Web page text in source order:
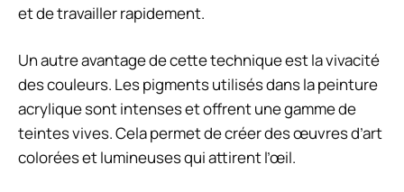
et de travailler rapidement.
Un autre avantage de cette technique est la vivacité
des couleurs. Les pigments utilisés dans la peinture
acrylique sont intenses et offrent une gamme de
teintes vives. Cela permet de créer des œuvres d’art
colorées et lumineuses qui attirent l’œil.